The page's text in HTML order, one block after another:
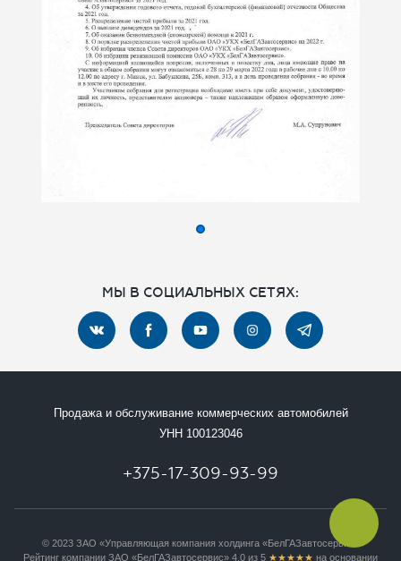
МЫ В СОЦИАЛЬНЫХ СЕТЯХ:
Продажа и обслуживание коммерческих автомобилей
УНН 100123046
+375-17-309-93-99
© 2023 ЗАО «Управляющая компания холдинга «БелГАЗавтосервис»
Рейтинг компании ЗАО «БелГАЗавтосервис» 4.0 из 5 ★★★★★ на основании
Согласие на обработку данных
Настоящим я подтверждаю свое ознакомление и
согласие сПравилами пользования сайтом, а также
согласие на сбор, обработку, хранение и
предоставление моих персональных данных, и